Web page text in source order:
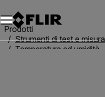
Unread messages
Modello
Rimuovi
articoli
articolo
Aggiungi al carrello
Aggiunto al carrello
Prodotti
Strumenti di test e misura
Temperatura ed umidità